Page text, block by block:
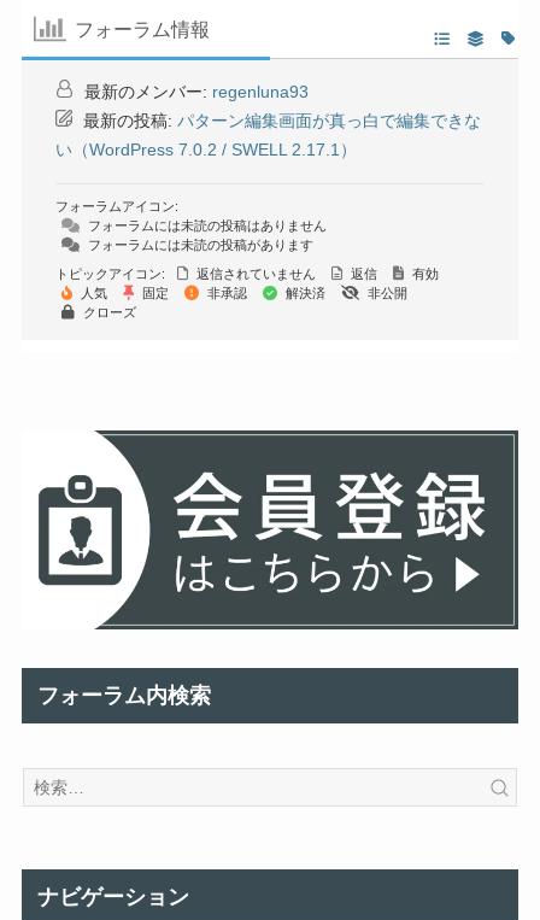
フォーラム情報
最新のメンバー: regenluna93
最新の投稿: パターン編集画面が真っ白で編集できな
い（WordPress 7.0.2 / SWELL 2.17.1）
フォーラムアイコン:
フォーラムには未読の投稿はありません
フォーラムには未読の投稿があります
トピックアイコン:
返信されていません 返信
有効
人気
固定 非承認 解決済
非公開
クローズ
フォーラム内検索
ナビゲーション